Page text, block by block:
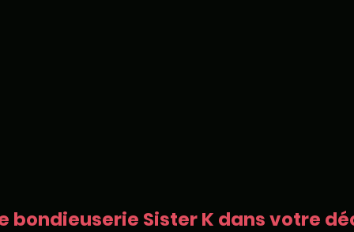
bondieuserie Sister K dans votre